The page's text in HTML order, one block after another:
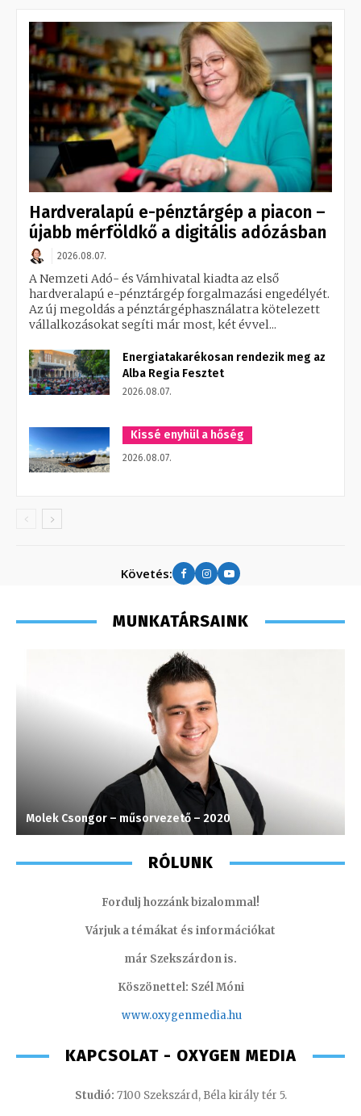
Hardveralapú e-pénztárgép a piacon –
újabb mérföldkő a digitális adózásban
2026.08.07.
A Nemzeti Adó- és Vámhivatal kiadta az első
hardveralapú e-pénztárgép forgalmazási engedélyét.
Az új megoldás a pénztárgéphasználatra kötelezett
vállalkozásokat segíti már most, két évvel...
Energiatakarékosan rendezik meg az
Alba Regia Fesztet
2026.08.07.
Kissé enyhül a hőség
2026.08.07.
Követés:
MUNKATÁRSAINK
Molek Csongor – műsorvezető – 2020
RÓLUNK
Fordulj hozzánk bizalommal!
Várjuk a témákat és információkat
már Szekszárdon is.
Köszönettel: Szél Móni
www.oxygenmedia.hu
KAPCSOLAT - OXYGEN MEDIA
Studió: 7100 Szekszárd, Béla király tér 5.